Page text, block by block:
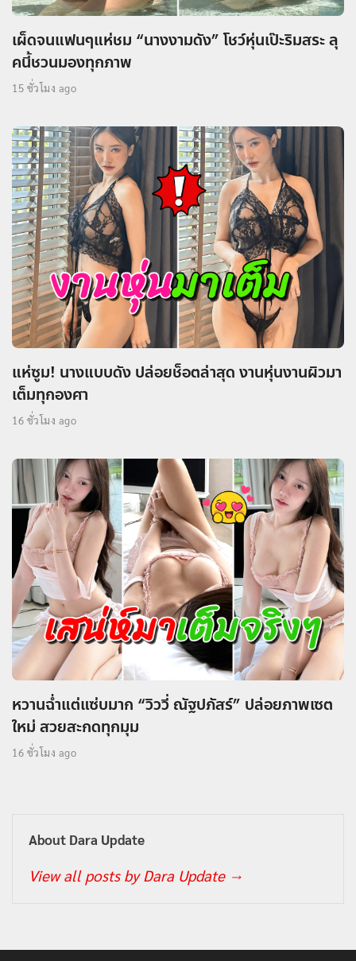
เผ็ดจนแฟนๆแห่ชม “นางงามดัง” โชว์หุ่นเป๊ะริมสระ ลุ
คนี้ชวนมองทุกภาพ
15 ชั่วโมง ago
แห่ซูม! นางแบบดัง ปล่อยช็อตล่าสุด งานหุ่นงานผิวมา
เต็มทุกองศา
16 ชั่วโมง ago
หวานฉ่ำแต่แซ่บมาก “วิววี่ ณัฐปภัสร์” ปล่อยภาพเซต
ใหม่ สวยสะกดทุกมุม
16 ชั่วโมง ago
About Dara Update
View all posts by Dara Update →